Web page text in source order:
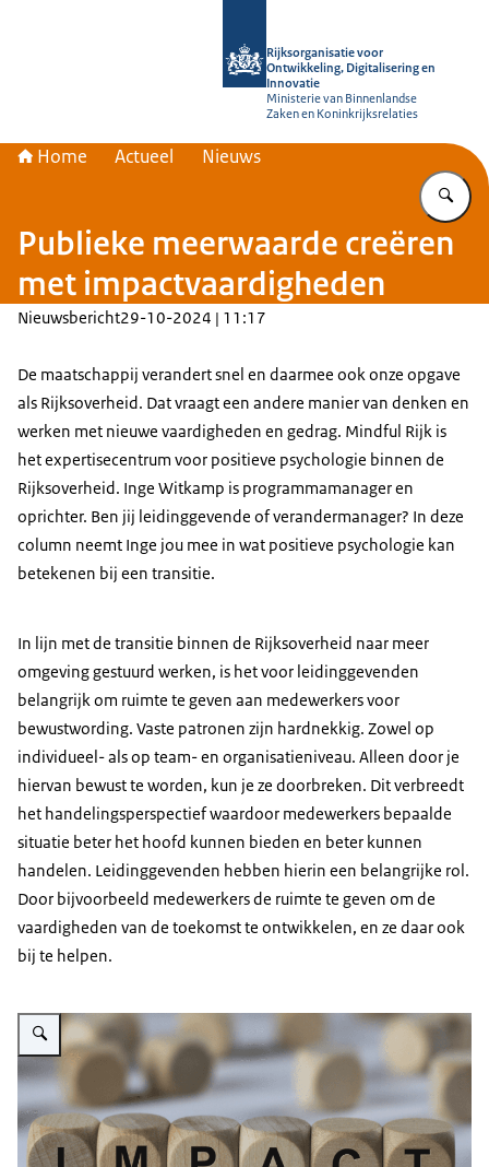
Rijksorganisatie voor
Ontwikkeling, Digitalisering en
Innovatie
Ministerie van Binnenlandse
Zaken en Koninkrijksrelaties
Home Actueel Nieuws
Publieke meerwaarde creëren
met impactvaardigheden
Nieuwsbericht29-10-2024 | 11:17
De maatschappij verandert snel en daarmee ook onze opgave
als Rijksoverheid. Dat vraagt een andere manier van denken en
werken met nieuwe vaardigheden en gedrag. Mindful Rijk is
het expertisecentrum voor positieve psychologie binnen de
Rijksoverheid. Inge Witkamp is programmamanager en
oprichter. Ben jij leidinggevende of verandermanager? In deze
column neemt Inge jou mee in wat positieve psychologie kan
betekenen bij een transitie.
In lijn met de transitie binnen de Rijksoverheid naar meer
omgeving gestuurd werken, is het voor leidinggevenden
belangrijk om ruimte te geven aan medewerkers voor
bewustwording. Vaste patronen zijn hardnekkig. Zowel op
individueel- als op team- en organisatieniveau. Alleen door je
hiervan bewust te worden, kun je ze doorbreken. Dit verbreedt
het handelingsperspectief waardoor medewerkers bepaalde
situatie beter het hoofd kunnen bieden en beter kunnen
handelen. Leidinggevenden hebben hierin een belangrijke rol.
Door bijvoorbeeld medewerkers de ruimte te geven om de
vaardigheden van de toekomst te ontwikkelen, en ze daar ook
bij te helpen.
Vergroot afbeelding Impact - Mindful Rijk